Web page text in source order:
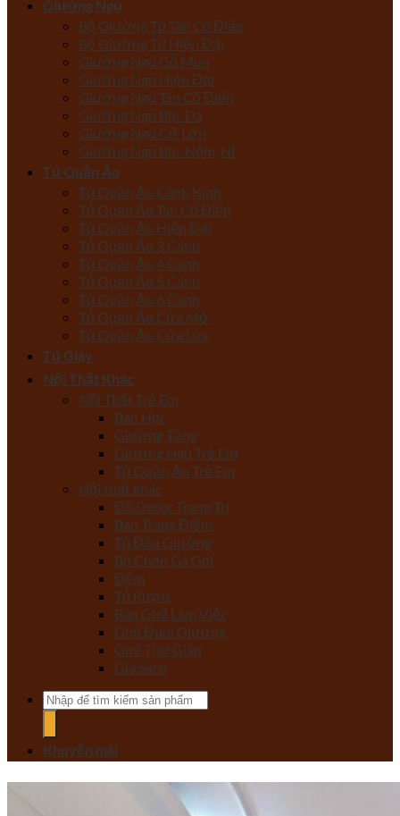
Giường Ngủ
Bộ Giường Tủ Tân Cổ Điển
Bộ Giường Tủ Hiện Đại
Giường Ngủ Gỗ Mun
Giường Ngủ Hiện Đại
Giường Ngủ Tân Cổ Điển
Giường Ngủ Bọc Da
Giường Ngủ Cỡ Lớn
Giường Ngủ Bọc Nệm, Nỉ
Tủ Quần Áo
Tủ Quần Áo Cánh Kính
Tủ Quần Áo Tân Cổ Điển
Tủ Quần Áo Hiện Đại
Tủ Quần Áo 3 Cánh
Tủ Quần Áo 4 Cánh
Tủ Quần Áo 5 Cánh
Tủ Quần Áo 6 Cánh
Tủ Quần Áo Cửa Mở
Tủ Quần Áo Cửa Lùa
Tủ Giày
Nội Thất Khác
Nội Thất Trẻ Em
Bàn Học
Giường Tầng
Giường Ngủ Trẻ Em
Tủ Quần Áo Trẻ Em
Nội thất khác
Đồ Decor Trang Trí
Bàn Trang Điểm
Tủ Đầu Giường
Bộ Chăn Ga Gối
Đệm
Tủ Rượu
Bàn Ghế Làm Việc
Ghế Đuôi Giường
Ghế Thư Giãn
Giá Sách
Tìm
kiếm:
Khuyến mãi